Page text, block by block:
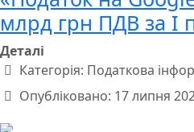
млрд грн ПДВ за І
Деталі
Категорія: Податкова
Опубліковано: 17 липня